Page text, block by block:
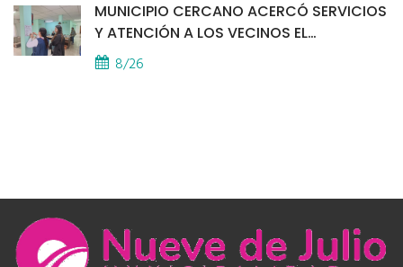
MUNICIPIO CERCANO ACERCÓ SERVICIOS
Y ATENCIÓN A LOS VECINOS EL
PROVINCIAL
8/26